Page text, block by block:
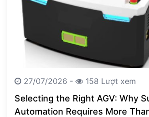
27/07/2026 - 158 Lượt xem
Selecting the Right AGV: Why
Automation Requires More